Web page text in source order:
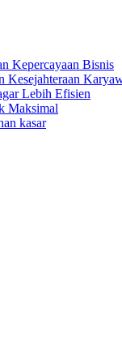
Kepercayaan Bisnis
Kesejahteraan
Lebih Efisien
Maksimal
kasar